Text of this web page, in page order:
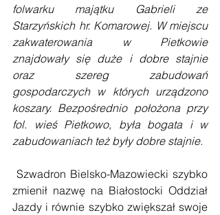
folwarku majątku Gabrieli ze
Starzyńskich hr. Komarowej. W miejscu
zakwaterowania w Pietkowie
znajdowały się duże i dobre stajnie
oraz szereg zabudowań
gospodarczych w których urządzono
koszary. Bezpośrednio położona przy
fol. wieś Pietkowo, była bogata i w
zabudowaniach też były dobre stajnie.
zmienił nazwę na Białostocki Oddział
Jazdy i równie szybko zwiększał swoje